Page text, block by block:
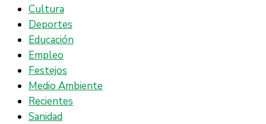
Cultura
Deportes
Educación
Empleo
Festejos
Medio Ambiente
Recientes
Sanidad